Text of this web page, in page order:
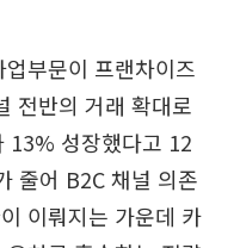
부문이 프랜차이즈
반의 거래 확대로
13% 성장했다고 12
줄어 B2C 채널 의존
이뤄지는 가운데 카